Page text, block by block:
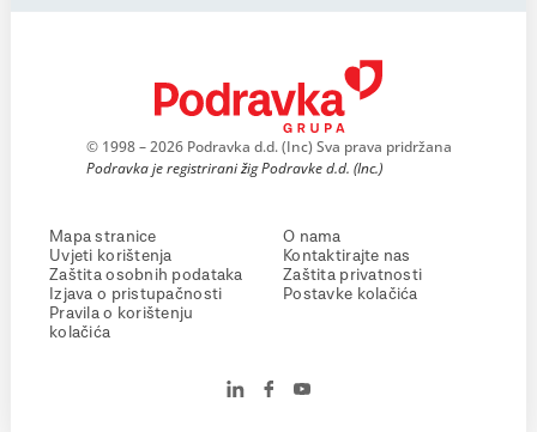
© 1998 – 2026 Podravka d.d. (Inc) Sva prava pridržana
Podravka je registrirani žig Podravke d.d. (Inc.)
Mapa stranice
Uvjeti korištenja
Zaštita osobnih podataka
Izjava o pristupačnosti
Pravila o korištenju
kolačića
O nama
Kontaktirajte nas
Zaštita privatnosti
Postavke kolačića